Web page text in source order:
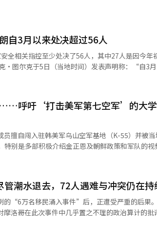
自3月以来处决超过56人
全相关指控至少处决了56人，其中27人是因今年
对居民施加恐惧和压制反对意见的手段。” 据路透社等媒体报
正性和合法程序表示担忧，并呼吁“立即停止所
AI）系统翻译与编辑。
呼吁‘打击美军第七空军’的大学
员擅自闯入驻韩美军乌山空军基地（K-55）并被
特别是多部积极介绍金正恩及朝鲜政策和军队的
竟是针对谁的呢？”和“金正恩委员长与英雄部
内容应该被审查，怎么反而审查其他的呢？”
”、“引入人工智能进行各种审查，而这种表达
潮水退去，72人遇难与冲突仍在持
的“6万名移民涌入事件”后，正遭受严重的后果
洛哥在此次事件中几乎置之不理的政治算计的批
市控制，大多数摩洛哥人已返回故乡，但市区内